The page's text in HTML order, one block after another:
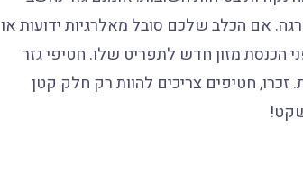
אם הכלב שלכם סובל מאלרגיות ידועות או
הכנסת מזון חדש לתפריט שלו. חטיפי גזר
זכרו, חטיפים צריכים להוות רק חלק קטן